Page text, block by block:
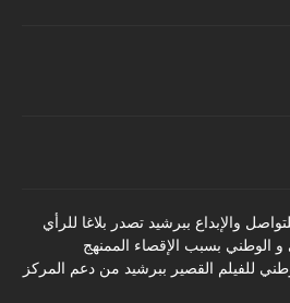
والإبداع ببرشيد تصدر بلاغا للرأي
و الوطني بسبب الإقصاء الممنهج
للفيلم القصير ببرشيد من دعم المركز